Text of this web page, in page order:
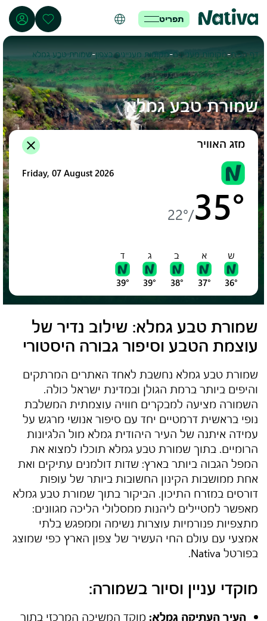
תפריט
דף הבית-מקומות מעניינים-מקומות מעניינים בצפון-שמורת טבע גמלא
שמורת טבע גמלא
מזג האוויר
Friday, 07 August 2026
35°
/
22°
ש
36°
א
37°
ב
38°
ג
39°
ד
39°
שמורת טבע גמלא: שילוב נדיר של
עוצמת הטבע וסיפור גבורה היסטורי
שמורת טבע גמלא נחשבת לאחד האתרים המרתקים
והיפים ביותר ברמת הגולן ובמדינת ישראל כולה.
השמורה מציעה למבקרים חוויה עוצמתית המשלבת
נופי בראשית דרמטיים יחד עם סיפור אנושי מרגש על
עמידה איתנה של העיר היהודית גמלא מול הלגיונות
הרומיים. בתוך שמורת טבע גמלא תוכלו למצוא את
המפל הגבוה ביותר בארץ: שדות דולמנים עתיקים ואת
אחת ממושבות הקינון החשובות ביותר של עופות
דורסים במזרח התיכון. הביקור בתוך שמורת טבע גמלא
מאפשר למטיילים ליהנות ממסלולי הליכה מגוונים:
מתצפיות פנורמיות עוצרות נשימה וממפגש בלתי
אמצעי עם עולם החי העשיר של צפון הארץ כפי שמוצג
בפורטל Nativa.
מוקדי עניין וסיור בשמורה:
העיר העתיקה גמלא: מוקד המשיכה המרכזי בתוך